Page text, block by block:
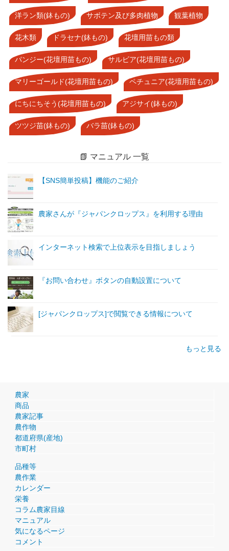
洋ラン類(鉢もの) サボテン及び多肉植物 観葉植物
花木類 ドラセナ(鉢もの) 花壇用苗もの類
パンジー(花壇用苗もの) サルビア(花壇用苗もの)
マリーゴールド(花壇用苗もの) ペチュニア(花壇用苗もの)
にちにちそう(花壇用苗もの) アジサイ(鉢もの)
ツツジ苗(鉢もの) バラ苗(鉢もの)
📗 マニュアル 一覧
【SNS簡単投稿】機能のご紹介
農家さんが『ジャパンクロップス』を利用する理由
インターネット検索で上位表示を目指しましょう
『お問い合わせ』ボタンの自動設置について
[ジャパンクロップス]で閲覧できる情報について
もっと見る
農家
商品
農家記事
農作物
都道府県(産地)
市町村
品種等
農作業
カレンダー
栄養
コラム農家目線
マニュアル
気になるページ
コメント